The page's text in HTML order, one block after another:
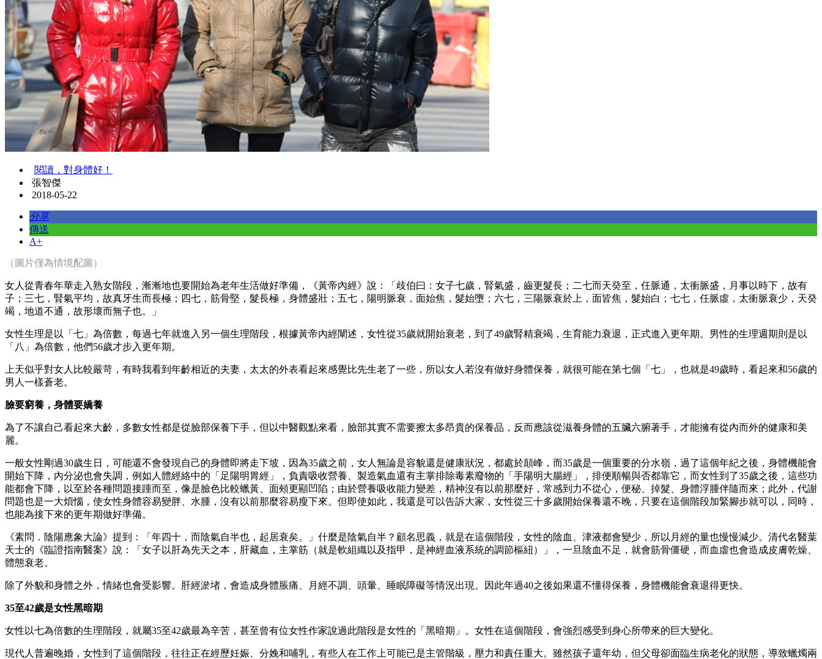
閱讀，對身體好！
張智傑
2018-05-22
分享
傳送
A+
（圖片僅為情境配圖）
女人從青春年華走入熟女階段，漸漸地也要開始為老年生活做好準備，《黃帝內經》說：「歧伯曰：女子七歲，腎氣盛，齒更髮長；二七而天癸至，任脈通，太衝脈盛，月事以時下，故有
子；三七，腎氣平均，故真牙生而長極；四七，筋骨堅，髮長極，身體盛壯；五七，陽明脈衰，面始焦，髮始墮；六七，三陽脈衰於上，面皆焦，髮始白；七七，任脈虛，太衝脈衰少，天癸
竭，地道不通，故形壞而無子也。」
女性生理是以「七」為倍數，每過七年就進入另一個生理階段，根據黃帝內經闡述，女性從35歲就開始衰老，到了49歲腎精衰竭，生育能力衰退，正式進入更年期。男性的生理週期則是以
「八」為倍數，他們56歲才步入更年期。
上天似乎對女人比較嚴苛，有時我看到年齡相近的夫妻，太太的外表看起來感覺比先生老了一些，所以女人若沒有做好身體保養，就很可能在第七個「七」，也就是49歲時，看起來和56歲的
男人一樣蒼老。
臉要窮養，身體要嬌養
為了不讓自己看起來大齡，多數女性都是從臉部保養下手，但以中醫觀點來看，臉部其實不需要擦太多昂貴的保養品，反而應該從滋養身體的五臟六腑著手，才能擁有從內而外的健康和美
麗。
一般女性剛過30歲生日，可能還不會發現自己的身體即將走下坡，因為35歲之前，女人無論是容貌還是健康狀況，都處於顛峰，而35歲是一個重要的分水嶺，過了這個年紀之後，身體機能會
開始下降，內分泌也會失調，例如人體經絡中的「足陽明胃經」，負責吸收營養、製造氣血還有主掌排除毒素廢物的「手陽明大腸經」，排便順暢與否都靠它，而女性到了35歲之後，這些功
能都會下降，以至於各種問題接踵而至，像是臉色比較蠟黃、面頰更顯凹陷；由於營養吸收能力變差，精神沒有以前那麼好，常感到力不從心，便秘、掉髮、身體浮腫伴隨而來；此外，代謝
問題也是一大煩惱，使女性身體容易變胖、水腫，沒有以前那麼容易瘦下來。但即使如此，我還是可以告訴大家，女性從三十多歲開始保養還不晚，只要在這個階段加緊腳步就可以，同時，
也能為接下來的更年期做好準備。
《素問．陰陽應象大論》提到：「年四十，而陰氣自半也，起居衰矣。」什麼是陰氣自半？顧名思義，就是在這個階段，女性的陰血、津液都會變少，所以月經的量也慢慢減少。清代名醫葉
天士的《臨證指南醫案》說：「女子以肝為先天之本，肝藏血，主掌筋（就是軟組織以及指甲，是神經血液系統的調節樞紐）」，一旦陰血不足，就會筋骨僵硬，而血虛也會造成皮膚乾燥、
體態衰老。
除了外貌和身體之外，情緒也會受影響。肝經淤堵，會造成身體脹痛、月經不調、頭暈、睡眠障礙等情況出現。因此年過40之後如果還不懂得保養，身體機能會衰退得更快。
35至42歲是女性黑暗期
女性以七為倍數的生理階段，就屬35至42歲最為辛苦，甚至曾有位女性作家說過此階段是女性的「黑暗期」。女性在這個階段，會強烈感受到身心所帶來的巨大變化。
現代人普遍晚婚，女性到了這個階段，往往正在經歷妊娠、分娩和哺乳，有些人在工作上可能已是主管階級，壓力和責任重大。雖然孩子還年幼，但父母卻面臨生病老化的狀態，導致蠟燭兩